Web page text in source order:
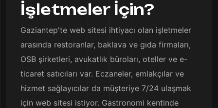
İşletmeler İçin?
Gaziantep'te web sitesi ihtiyacı olan işletmeler
arasında restoranlar, baklava ve gıda firmaları,
OSB şirketleri, avukatlık büroları, oteller ve e-
ticaret satıcıları var. Eczaneler, emlakçılar ve
hizmet sağlayıcılar da müşteriye 7/24 ulaşmak
için web sitesi istiyor. Gastronomi kentinde